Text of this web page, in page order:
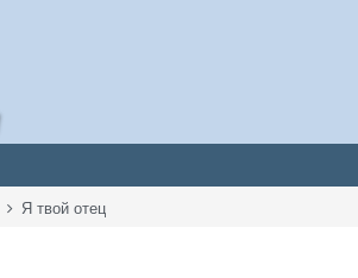
Я твой отец